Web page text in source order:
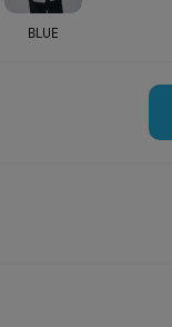
BLUE